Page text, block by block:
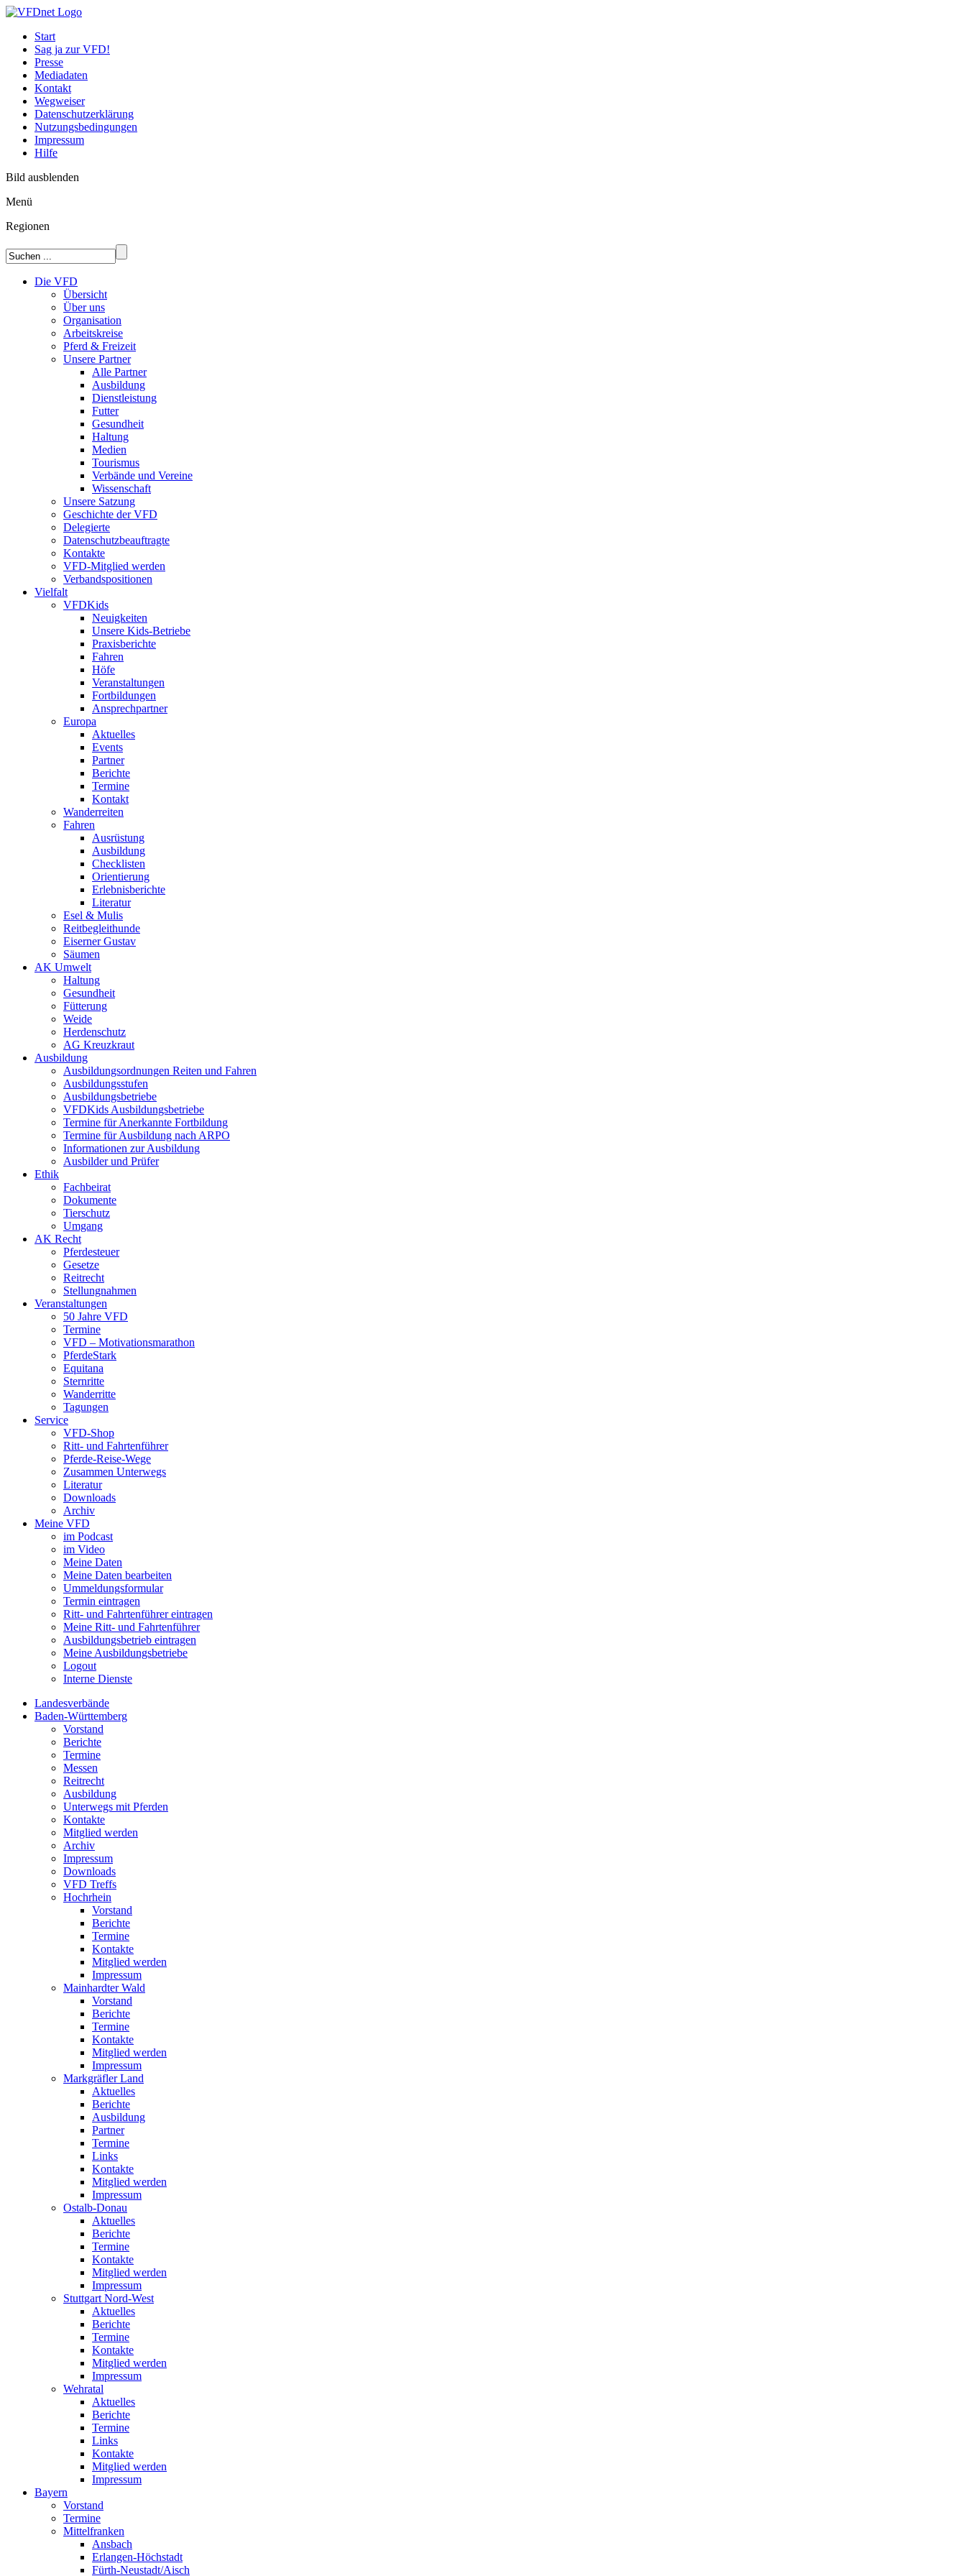
Start
Sag ja zur VFD!
Presse
Mediadaten
Kontakt
Wegweiser
Datenschutzerklärung
Nutzungsbedingungen
Impressum
Hilfe
Bild ausblenden
Menü
Regionen
Die VFD
Übersicht
Über uns
Organisation
Arbeitskreise
Pferd & Freizeit
Unsere Partner
Alle Partner
Ausbildung
Dienstleistung
Futter
Gesundheit
Haltung
Medien
Tourismus
Verbände und Vereine
Wissenschaft
Unsere Satzung
Geschichte der VFD
Delegierte
Datenschutzbeauftragte
Kontakte
VFD-Mitglied werden
Verbandspositionen
Vielfalt
VFDKids
Neuigkeiten
Unsere Kids-Betriebe
Praxisberichte
Fahren
Höfe
Veranstaltungen
Fortbildungen
Ansprechpartner
Europa
Aktuelles
Events
Partner
Berichte
Termine
Kontakt
Wanderreiten
Fahren
Ausrüstung
Ausbildung
Checklisten
Orientierung
Erlebnisberichte
Literatur
Esel & Mulis
Reitbegleithunde
Eiserner Gustav
Säumen
AK Umwelt
Haltung
Gesundheit
Fütterung
Weide
Herdenschutz
AG Kreuzkraut
Ausbildung
Ausbildungsordnungen Reiten und Fahren
Ausbildungsstufen
Ausbildungsbetriebe
VFDKids Ausbildungsbetriebe
Termine für Anerkannte Fortbildung
Termine für Ausbildung nach ARPO
Informationen zur Ausbildung
Ausbilder und Prüfer
Ethik
Fachbeirat
Dokumente
Tierschutz
Umgang
AK Recht
Pferdesteuer
Gesetze
Reitrecht
Stellungnahmen
Veranstaltungen
50 Jahre VFD
Termine
VFD – Motivationsmarathon
PferdeStark
Equitana
Sternritte
Wanderritte
Tagungen
Service
VFD-Shop
Ritt- und Fahrtenführer
Pferde-Reise-Wege
Zusammen Unterwegs
Literatur
Downloads
Archiv
Meine VFD
im Podcast
im Video
Meine Daten
Meine Daten bearbeiten
Ummeldungsformular
Termin eintragen
Ritt- und Fahrtenführer eintragen
Meine Ritt- und Fahrtenführer
Ausbildungsbetrieb eintragen
Meine Ausbildungsbetriebe
Logout
Interne Dienste
Landesverbände
Baden-Württemberg
Vorstand
Berichte
Termine
Messen
Reitrecht
Ausbildung
Unterwegs mit Pferden
Kontakte
Mitglied werden
Archiv
Impressum
Downloads
VFD Treffs
Hochrhein
Vorstand
Berichte
Termine
Kontakte
Mitglied werden
Impressum
Mainhardter Wald
Vorstand
Berichte
Termine
Kontakte
Mitglied werden
Impressum
Markgräfler Land
Aktuelles
Berichte
Ausbildung
Partner
Termine
Links
Kontakte
Mitglied werden
Impressum
Ostalb-Donau
Aktuelles
Berichte
Termine
Kontakte
Mitglied werden
Impressum
Stuttgart Nord-West
Aktuelles
Berichte
Termine
Kontakte
Mitglied werden
Impressum
Wehratal
Aktuelles
Berichte
Termine
Links
Kontakte
Mitglied werden
Impressum
Bayern
Vorstand
Termine
Mittelfranken
Ansbach
Erlangen-Höchstadt
Fürth-Neustadt/Aisch